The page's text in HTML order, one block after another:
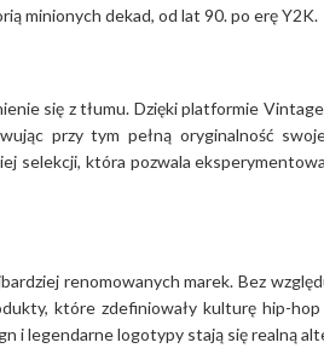
minionych dekad, od lat 90. po erę Y2K.
się z tłumu. Dzięki platformie
przy tym pełną oryginalność
selekcji, która pozwala
renomowanych marek. Bez
które zdefiniowały kulturę hip-
i legendarne logotypy stają się realną